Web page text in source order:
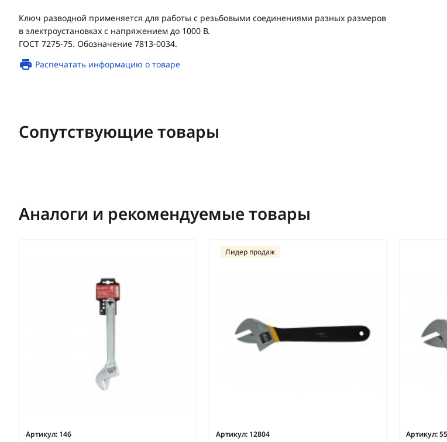
Ключ разводной применяется для работы с резьбовыми соединениями разных размеров
в электроустановках с напряжением до 1000 В.
ГОСТ 7275-75. Обозначение 7813-0034.
Распечатать информацию о товаре
Сопутствующие товары
Аналоги и рекомендуемые товары
Артикул: 146 Артикул: 12804
Лидер продаж
Артикул: